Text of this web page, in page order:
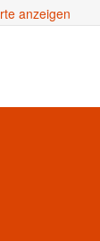
anzeigen